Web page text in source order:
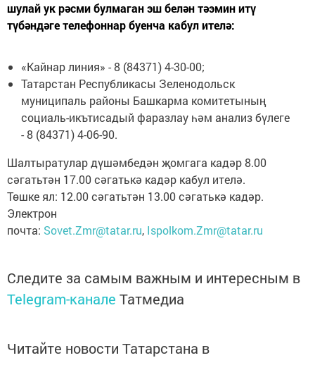
шулай ук рәсми булмаган эш белән тәэмин итү
түбәндәге телефоннар буенча кабул ителә:
«Кайнар линия» - 8 (84371) 4-30-00;
Татарстан Республикасы Зеленодольск
муниципаль районы Башкарма комитетының
социаль-икътисадый фаразлау һәм анализ бүлеге
- 8 (84371) 4-06-90.
Шалтыратулар дүшәмбедән җомгага кадәр 8.00
сәгатьтән 17.00 сәгатькә кадәр кабул ителә.
Төшке ял: 12.00 сәгатьтән 13.00 сәгатькә кадәр.
Электрон
почта: Sovet.Zmr@tatar.ru, Ispolkom.Zmr@tatar.ru
Следите за самым важным и интересным в
Telegram-канале Татмедиа
Читайте новости Татарстана в